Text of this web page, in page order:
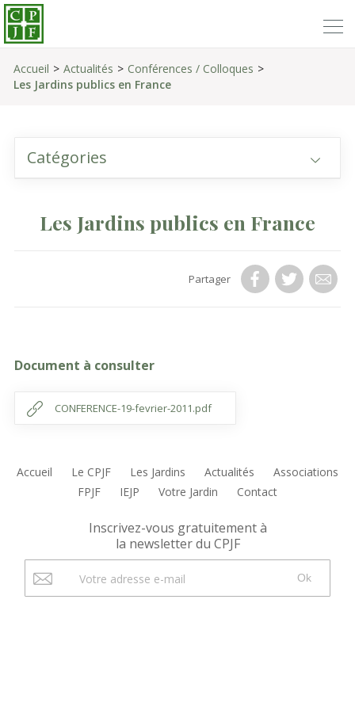
Accueil Actualités
Conférences / Colloques
Les Jardins publics en France
Catégories
Les Jardins publics en France
Partager
Document à consulter
CONFERENCE-19-fevrier-2011.pdf
Accueil Le CPJF Les Jardins Actualités
Associations
FPJF
IEJP Votre Jardin Contact
Inscrivez-vous gratuitement à
la newsletter du CPJF
Ok